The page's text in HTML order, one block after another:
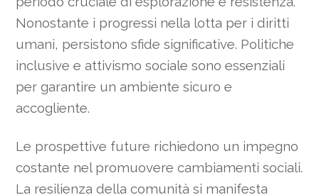
Nonostante i progressi nella lotta per i diritti
umani, persistono sfide significative. Politiche
inclusive e attivismo sociale sono essenziali
per garantire un ambiente sicuro e
accogliente.
Le prospettive future richiedono un impegno
costante nel promuovere cambiamenti sociali.
La resilienza della comunità si manifesta